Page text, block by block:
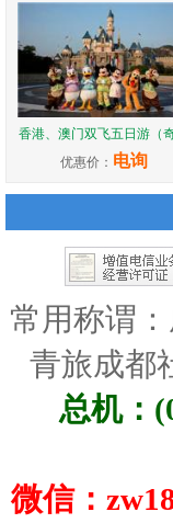
香港、澳门双飞五日游（
优惠价： 电询
常用称谓
青旅成都
总机：
微信：